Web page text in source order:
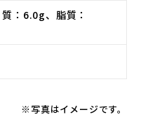
：6.0g、脂質：
※写真はイメージです。